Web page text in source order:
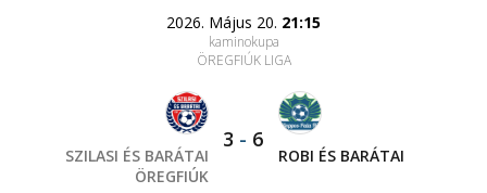
2026. Május 20. 21:15
kaminokupa
ÖREGFIÚK LIGA
SZILASI ÉS BARÁTAI
ÖREGFIÚK
3 - 6
ROBI ÉS BARÁTAI